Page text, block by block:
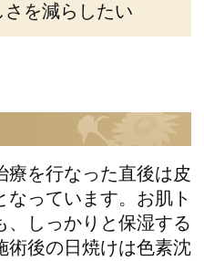
を減らしたい
療を行なった直後は皮
なっています。お肌ト
、しっかりと保湿する
術後の日焼けは色素沈